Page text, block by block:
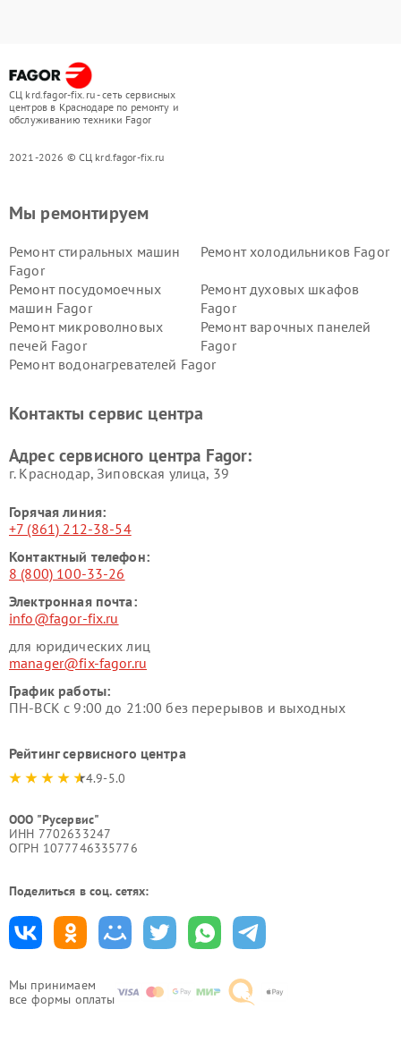
СЦ krd.fagor-fix.ru - сеть сервисных
центров в Краснодаре по ремонту и
обслуживанию техники Fagor
2021-2026 © СЦ krd.fagor-fix.ru
Мы принимаем
все формы оплаты
Мы ремонтируем
Ремонт стиральных машин
Fagor
Ремонт холодильников Fagor
Ремонт посудомоечных
машин Fagor
Ремонт духовых шкафов
Fagor
Ремонт микроволновых
печей Fagor
Ремонт варочных панелей
Fagor
Ремонт водонагревателей Fagor
Контакты сервис центра
Адрес сервисного центра Fagor:
г. Краснодар, Зиповская улица, 39
Горячая линия:
+7 (861) 212-38-54
Контактный телефон:
8 (800) 100-33-26
Электронная почта:
info@fagor-fix.ru
для юридических лиц
manager@fix-fagor.ru
График работы:
ПН-ВСК с 9:00 до 21:00 без перерывов и выходных
Рейтинг сервисного центра
4.9-5.0
ООО "Русервис"
ИНН 7702633247
ОГРН 1077746335776
Поделиться в соц. сетях: